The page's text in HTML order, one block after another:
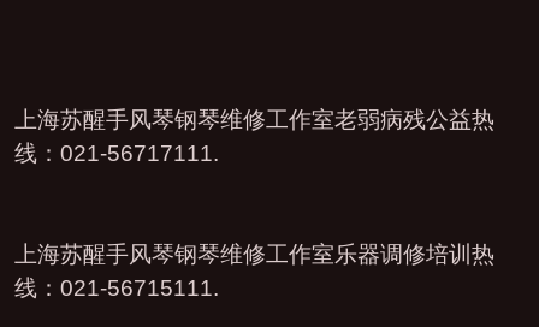
上海苏醒手风琴钢琴维修工作室老弱病残公益热
线：021-56717111.
上海苏醒手风琴钢琴维修工作室乐器调修培训热
线：021-56715111.